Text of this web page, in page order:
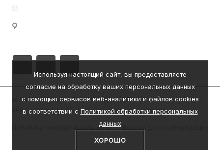
© 2026 Государственное бюджетное учреждение культуры
«Республиканский Дом народного творчества»
Политика конфиденциальности
Используя настоящий сайт, вы предоставляете
согласие на обработку ваших персональных данных
с помощью сервисов веб-аналитики и файлов cookies
в соответствии с Политикой обработки персональных
данных
ХОРОШО